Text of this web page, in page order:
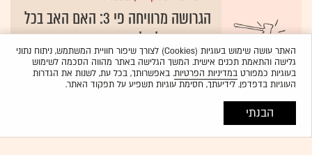
הגרושה מרוויחה פי 3: האם האב בכל
זאת חייב לשלם מזונות?
{19}עמירם גיל
עסקה בשבוע
דירת 4 חדרים בקריית אונו?
האתר עושה שימוש בעוגיות (Cookies) לצורך שיפור חוויית המשתמש, ניתוח נתוני
גלישה והתאמת תכנים אישית. המשך הגלישה באתר מהווה הסכמה לשימוש
בעוגיות כמפורטבמדיניות הפרטיות. באפשרותך, בכל עת, לשנות את הגדרות
העוגיות בדפדפן. לידיעתך, חסימת עוגיות תשפיע על תפקוד האתר.
הבנתי